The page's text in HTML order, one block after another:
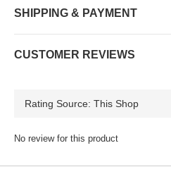
SHIPPING & PAYMENT
CUSTOMER REVIEWS
No review for this product